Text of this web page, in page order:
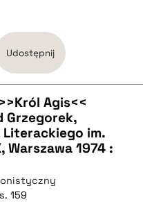
Udostępnij
Agis<<
Grzegorek,
im.
Warszawa 1974 :
159